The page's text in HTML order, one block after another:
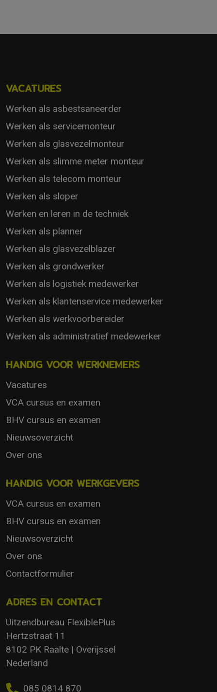
VACATURES
Werken als asbestsaneerder
Werken als servicemonteur
Werken als glasvezelmonteur
Werken als slimme meter monteur
Werken als telecom monteur
Werken als sloper
Werken en leren in de techniek
Werken als planner
Werken als glasvezelblazer
Werken als grondwerker
Werken als logistiek medewerker
Werken als klantenservice medewerker
Werken als werkvoorbereider
Werken als administratief medewerker
HANDIG VOOR WERKNEMERS
Vacatures
VCA cursus en examen
BHV cursus en examen
Nieuwsoverzicht
Over ons
HANDIG VOOR WERKGEVERS
VCA cursus en examen
BHV cursus en examen
Nieuwsoverzicht
Over ons
Contactformulier
ADRES EN CONTACT
Uitzendbureau FlexiblePlus
Hertzstraat 11
8102 PK Raalte | Overijssel
Nederland
085 0814 870